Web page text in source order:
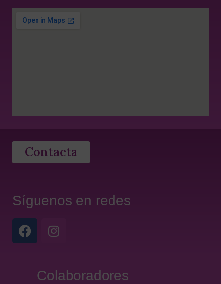
Contacta
Síguenos en redes
Colaboradores